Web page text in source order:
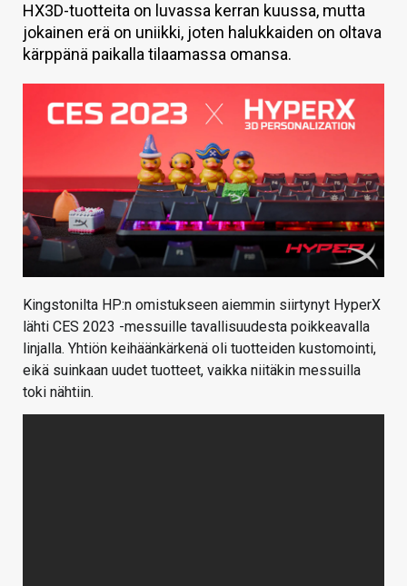
KAUPPA
VAIHDA TEEMA
HX3D-tuotteita on luvassa kerran kuussa, mutta
jokainen erä on uniikki, joten halukkaiden on oltava
kärppänä paikalla tilaamassa omansa.
Kingstonilta HP:n omistukseen aiemmin siirtynyt HyperX
lähti CES 2023 -messuille tavallisuudesta poikkeavalla
linjalla. Yhtiön keihäänkärkenä oli tuotteiden kustomointi,
eikä suinkaan uudet tuotteet, vaikka niitäkin messuilla
toki nähtiin.